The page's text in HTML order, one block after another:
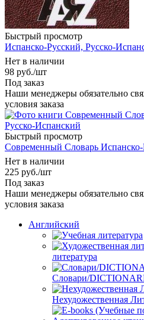
Быстрый просмотр
Испанско-Русский, Русско-
Нет в наличии
98 руб./шт
Под заказ
Наши менеджеры обязательно
условия заказа
Быстрый просмотр
Современный Словарь
Нет в наличии
225 руб./шт
Под заказ
Наши менеджеры обязательно
условия заказа
Английский
литература
Словари/
Нехудожественная